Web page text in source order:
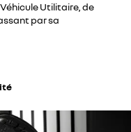
Utilitaire, de
par sa